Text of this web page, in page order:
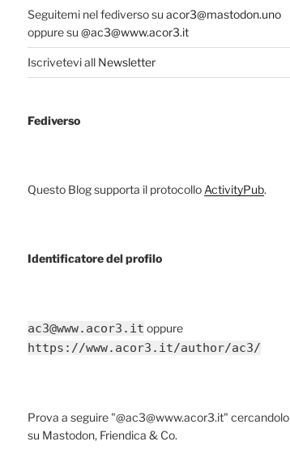
Seguitemi nel fediverso su acor3@mastodon.uno
oppure su @ac3@www.acor3.it
Iscrivetevi all Newsletter
Fediverso
Questo Blog supporta il protocollo ActivityPub.
Identificatore del profilo
ac3@www.acor3.it oppure
https://www.acor3.it/author/ac3/
Prova a seguire "@ac3@www.acor3.it" cercandolo
su Mastodon, Friendica & Co.